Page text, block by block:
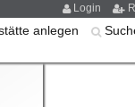
Login
anlegen